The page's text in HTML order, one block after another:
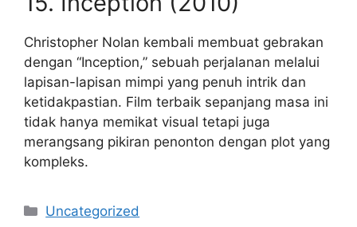
Christopher Nolan kembali membuat gebrakan
dengan “Inception,” sebuah perjalanan melalui
lapisan-lapisan mimpi yang penuh intrik dan
ketidakpastian. Film terbaik sepanjang masa ini
tidak hanya memikat visual tetapi juga
merangsang pikiran penonton dengan plot yang
kompleks.
Kategori
Uncategorized